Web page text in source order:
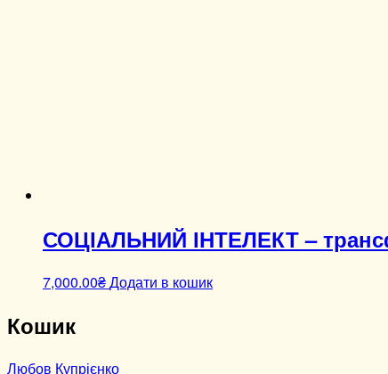
СОЦІАЛЬНИЙ ІНТЕЛЕКТ –
7,000.00₴Додати в кошик
Кошик
Любов Купрієнко